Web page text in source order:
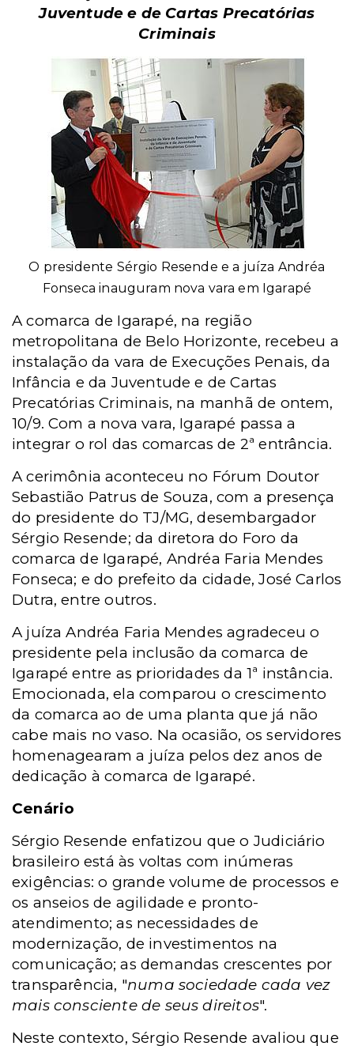
Juventude e de Cartas Precatórias
Criminais
O presidente Sérgio Resende e a juíza Andréa
Fonseca inauguram nova vara em Igarapé
A comarca de Igarapé, na região
metropolitana de Belo Horizonte, recebeu a
instalação da vara de Execuções Penais, da
Infância e da Juventude e de Cartas
Precatórias Criminais, na manhã de ontem,
10/9. Com a nova vara, Igarapé passa a
integrar o rol das comarcas de 2ª entrância.
A cerimônia aconteceu no Fórum Doutor
Sebastião Patrus de Souza, com a presença
do presidente do TJ/MG, desembargador
Sérgio Resende; da diretora do Foro da
comarca de Igarapé, Andréa Faria Mendes
Fonseca; e do prefeito da cidade, José Carlos
Dutra, entre outros.
A juíza Andréa Faria Mendes agradeceu o
presidente pela inclusão da comarca de
Igarapé entre as prioridades da 1ª instância.
Emocionada, ela comparou o crescimento
da comarca ao de uma planta que já não
cabe mais no vaso. Na ocasião, os servidores
homenagearam a juíza pelos dez anos de
dedicação à comarca de Igarapé.
Cenário
Sérgio Resende enfatizou que o Judiciário
brasileiro está às voltas com inúmeras
exigências: o grande volume de processos e
os anseios de agilidade e pronto-
atendimento; as necessidades de
modernização, de investimentos na
comunicação; as demandas crescentes por
transparência, "numa sociedade cada vez
mais consciente de seus direitos".
Neste contexto, Sérgio Resende avaliou que